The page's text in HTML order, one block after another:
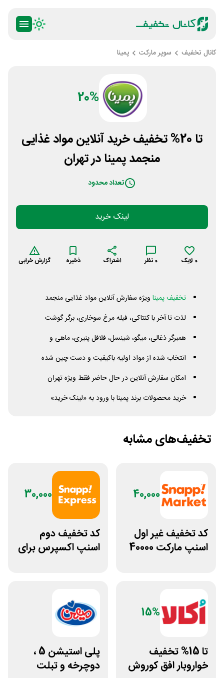
کانال تخفیف سوپر مارکت پمینا
20%
تا 20% تخفیف خرید آنلاین مواد غذایی
منجمد پمینا در تهران
تعداد محدود
لینک خرید
0 لایک 0 نظر اشتراک ذخیره گزارش خرابی
تخفیف پمینا ویژه سفارش آنلاین مواد غذایی منجمد
لذت تا آخر با کنتاکی، فیله مرغ سوخاری، برگر گوشت
همبرگر ذغالی، میگو، شینسل، فلافل پنیری، ماهی و...
انتخاب شده از مواد اولیه باکیفیت و دست چین شده
امکان سفارش آنلاین در حال حاضر فقط ویژه تهران
خرید محصولات برند پمینا با ورود به «لینک خرید»
تخفیف‌های مشابه
40,000
کد تخفیف غیر اول
اسنپ مارکت 40000
30,000
کد تخفیف دوم
اسنپ اکسپرس برای
15%
تا 15% تخفیف
خواروبار افق کوروش
پلی استیشن 5 ،
دوچرخه و تبلت